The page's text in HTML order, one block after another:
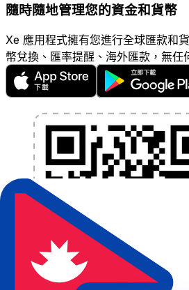
隨時隨地管理您的資金和貨幣
Xe 應用程式擁有您進行全球匯款和
幣兌換、匯率提醒、海外匯款，無任